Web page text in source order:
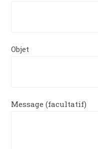
Objet
Message (facultatif)